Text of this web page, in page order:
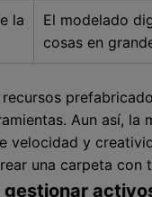
la
El modelado
cosas en
Aun así,
velocidad y
una carpeta
gestionar